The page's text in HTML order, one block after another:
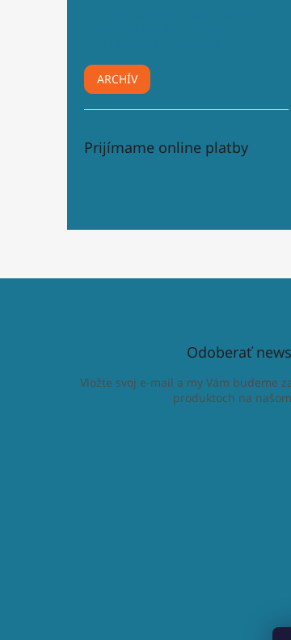
ARCHÍV
Prijímame online platby
Odoberať
Vložte svoj e-mail a my Vám budeme
produktoch na